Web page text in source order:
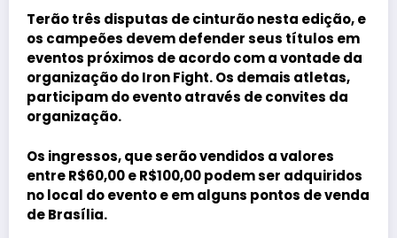
Terão três disputas de cinturão nesta edição, e
os campeões devem defender seus títulos em
eventos próximos de acordo com a vontade da
organização do Iron Fight. Os demais atletas,
participam do evento através de convites da
organização.
Os ingressos, que serão vendidos a valores
entre R$60,00 e R$100,00 podem ser adquiridos
no local do evento e em alguns pontos de venda
de Brasília.